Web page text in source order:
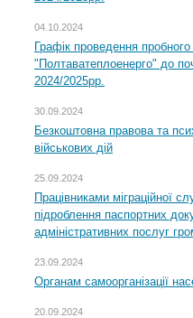
04.10.2024
Графік проведення
"Полтаватеплоенерго" до
2024/2025рр.
30.09.2024
Безкоштовна правова та
військових дій
25.09.2024
Працівниками міграційної
підроблення паспортних
адміністративних послуг
23.09.2024
Органам самоорганізації
20.09.2024